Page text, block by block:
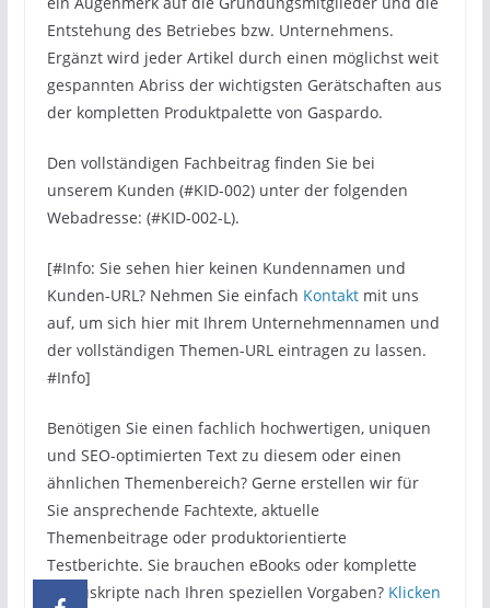
Entstehung des Betriebes bzw. Unternehmens.
Ergänzt wird jeder Artikel durch einen möglichst weit
gespannten Abriss der wichtigsten Gerätschaften aus
der kompletten Produktpalette von Gaspardo.
Den vollständigen Fachbeitrag finden Sie bei
unserem Kunden (#KID-002) unter der folgenden
Webadresse: (#KID-002-L).
[#Info: Sie sehen hier keinen Kundennamen und
Kunden-URL? Nehmen Sie einfach Kontaktmit uns
auf, um sich hier mit Ihrem Unternehmennamen und
der vollständigen Themen-URL eintragen zu lassen.
#Info]
Benötigen Sie einen fachlich hochwertigen, uniquen
und SEO-optimierten Text zu diesem oder einen
ähnlichen Themenbereich? Gerne erstellen wir für
Sie ansprechende Fachtexte, aktuelle
Themenbeitrage oder produktorientierte
Testberichte. Sie brauchen eBooks oder komplette
Manuskripte nach Ihren speziellen Vorgaben? Klicken